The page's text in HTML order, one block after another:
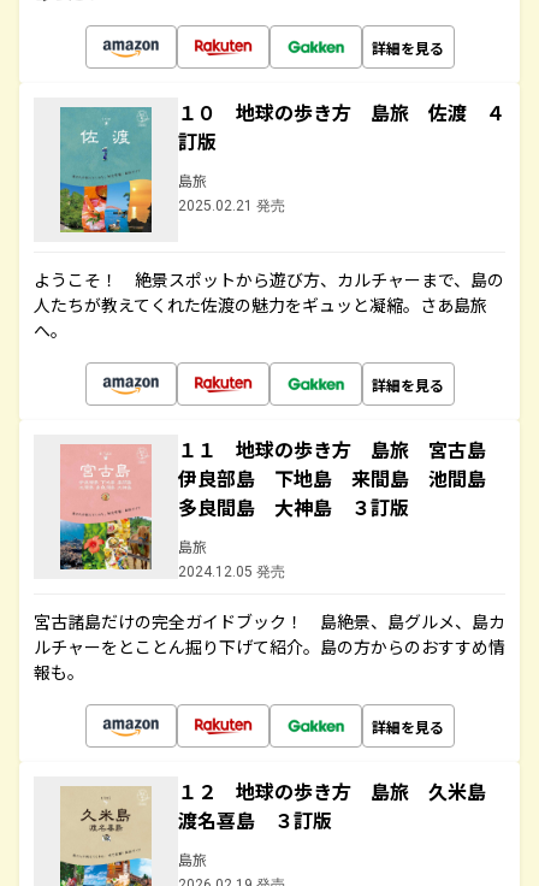
詳細を見る
１０ 地球の歩き方 島旅 佐渡 ４
訂版
島旅
2025.02.21 発売
ようこそ！ 絶景スポットから遊び方、カルチャーまで、島の
人たちが教えてくれた佐渡の魅力をギュッと凝縮。さあ島旅
へ。
詳細を見る
１１ 地球の歩き方 島旅 宮古島
伊良部島 下地島 来間島 池間島
多良間島 大神島 ３訂版
島旅
2024.12.05 発売
宮古諸島だけの完全ガイドブック！ 島絶景、島グルメ、島カ
ルチャーをとことん掘り下げて紹介。島の方からのおすすめ情
報も。
詳細を見る
１２ 地球の歩き方 島旅 久米島
渡名喜島 ３訂版
島旅